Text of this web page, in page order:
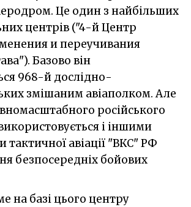
Це один з найбільших
центрів ("4-й Центр
и переучивания
Базово він
968-й дослідно-
змішаним авіаполком. Але
російського
і іншими
тактичної авіації "ВКС" РФ
безпосередніх бойових
на базі цього центру